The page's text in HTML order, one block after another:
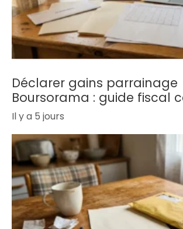
Déclarer gains parrainage
Boursorama : guide fiscal
Il y a 5 jours